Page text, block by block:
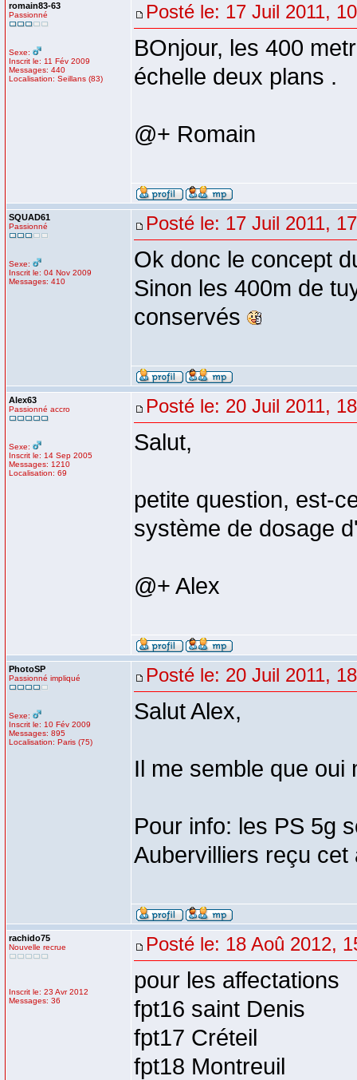
romain83-63
Passionné
Sexe:
Inscrit le: 11 Fév 2009
Messages: 440
Localisation: Seillans (83)
Posté le: 17 Juil 2011,
BOnjour, les 400
échelle deux plans .
@+ Romain
SQUAD61
Passionné
Sexe:
Inscrit le: 04 Nov 2009
Messages: 410
Posté le: 17 Juil 2011,
Ok donc le concept
Sinon les 400m de
conservés
Alex63
Passionné accro
Sexe:
Inscrit le: 14 Sep 2005
Messages: 1210
Localisation: 69
Posté le: 20 Juil 2011,
Salut,
petite question, est-
système de dosage
@+ Alex
PhotoSP
Passionné impliqué
Sexe:
Inscrit le: 10 Fév 2009
Messages: 895
Localisation: Paris (75)
Posté le: 20 Juil 2011,
Salut Alex,
Il me semble que oui
Pour info: les PS 5g
Aubervilliers reçu cet
rachido75
Nouvelle recrue
Inscrit le: 23 Avr 2012
Messages: 36
Posté le: 18 Aoû 2012,
pour les affectations
fpt16 saint Denis
fpt17 Créteil
fpt18 Montreuil